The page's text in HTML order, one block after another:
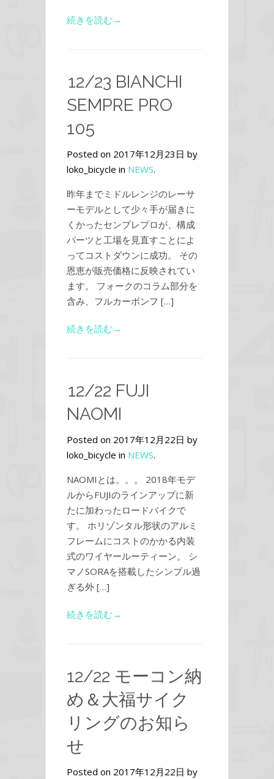
続きを読む→
12/23 BIANCHI
SEMPRE PRO
105
Posted on 2017年12月23日 by
loko_bicycle in NEWS.
昨年までミドルレンジのレーサ
ーモデルとして少々手が届きに
くかったセンプレプロが、構成
パーツと工場を見直すことによ
ってコストダウンに成功。 その
恩恵が販売価格に反映されてい
ます。 フォークのコラム部分を
含み、フルカーボンフ […]
続きを読む→
12/22 FUJI
NAOMI
Posted on 2017年12月22日 by
loko_bicycle in NEWS.
NAOMIとは。。。 2018年モデ
ルからFUJIのラインアップに新
たに加わったロードバイクで
す。 ホリゾンタル形状のアルミ
フレームにコストのかかる内装
式のワイヤールーティーン。 シ
マノSORAを搭載したシンプル過
ぎる外 […]
続きを読む→
12/22 モーコン納
め＆大福サイク
リングのお知ら
せ
Posted on 2017年12月22日 by